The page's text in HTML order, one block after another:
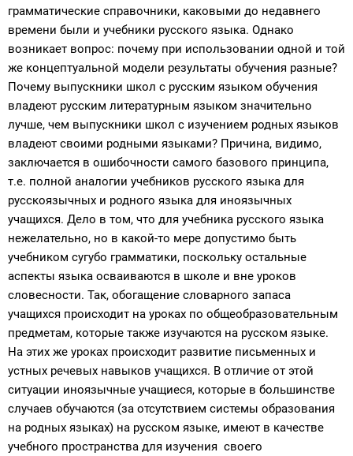
грамматические справочники, каковыми до недавнего
времени были и учебники русского языка. Однако
возникает вопрос: почему при использовании одной и той
же концептуальной модели результаты обучения разные?
Почему выпускники школ с русским языком обучения
владеют русским литературным языком значительно
лучше, чем выпускники школ с изучением родных языков
владеют своими родными языками? Причина, видимо,
заключается в ошибочности самого базового принципа,
т.е. полной аналогии учебников русского языка для
русскоязычных и родного языка для иноязычных
учащихся. Дело в том, что для учебника русского языка
нежелательно, но в какой-то мере допустимо быть
учебником сугубо грамматики, поскольку остальные
аспекты языка осваиваются в школе и вне уроков
словесности. Так, обогащение словарного запаса
учащихся происходит на уроках по общеобразовательным
предметам, которые также изучаются на русском языке.
На этих же уроках происходит развитие письменных и
устных речевых навыков учащихся. В отличие от этой
ситуации иноязычные учащиеся, которые в большинстве
случаев обучаются (за отсутствием системы образования
на родных языках) на русском языке, имеют в качестве
учебного пространства для изучения своего